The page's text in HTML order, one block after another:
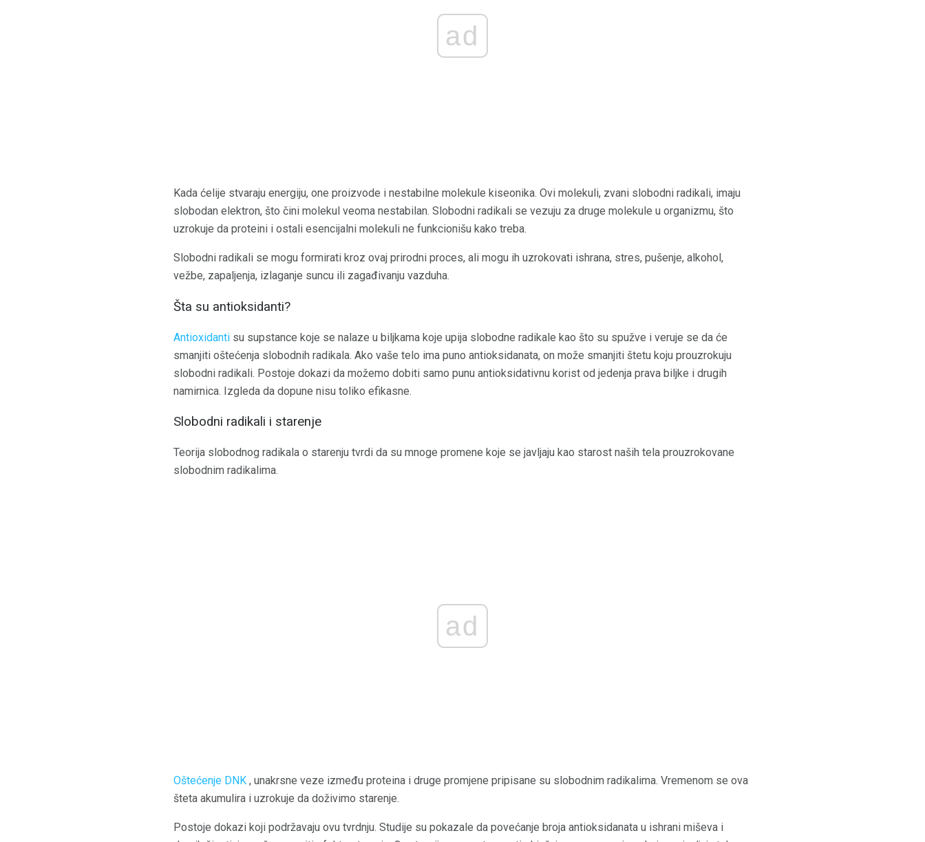
ad
Kada ćelije stvaraju energiju, one proizvode i nestabilne molekule kiseonika. Ovi molekuli, zvani slobodni radikali, imaju
slobodan elektron, što čini molekul veoma nestabilan. Slobodni radikali se vezuju za druge molekule u organizmu, što
uzrokuje da proteini i ostali esencijalni molekuli ne funkcionišu kako treba.
Slobodni radikali se mogu formirati kroz ovaj prirodni proces, ali mogu ih uzrokovati ishrana, stres, pušenje, alkohol,
vežbe, zapaljenja, izlaganje suncu ili zagađivanju vazduha.
Šta su antioksidanti?
Antioxidanti su supstance koje se nalaze u biljkama koje upija slobodne radikale kao što su spužve i veruje se da će
smanjiti oštećenja slobodnih radikala. Ako vaše telo ima puno antioksidanata, on može smanjiti štetu koju prouzrokuju
slobodni radikali. Postoje dokazi da možemo dobiti samo punu antioksidativnu korist od jedenja prava biljke i drugih
namirnica. Izgleda da dopune nisu toliko efikasne.
Slobodni radikali i starenje
Teorija slobodnog radikala o starenju tvrdi da su mnoge promene koje se javljaju kao starost naših tela prouzrokovane
slobodnim radikalima.
ad
Oštećenje DNK , unakrsne veze između proteina i druge promjene pripisane su slobodnim radikalima. Vremenom se ova
šteta akumulira i uzrokuje da doživimo starenje.
Postoje dokazi koji podržavaju ovu tvrdnju. Studije su pokazale da povećanje broja antioksidanata u ishrani miševa i